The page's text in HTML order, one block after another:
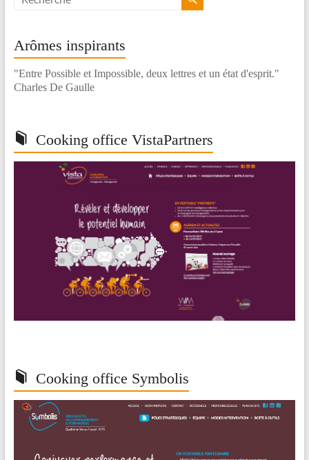
Arômes inspirants
"Entre Possible et Impossible, deux lettres et un état d'esprit."
Charles De Gaulle
Cooking office VistaPartners
Cooking office Symbolis